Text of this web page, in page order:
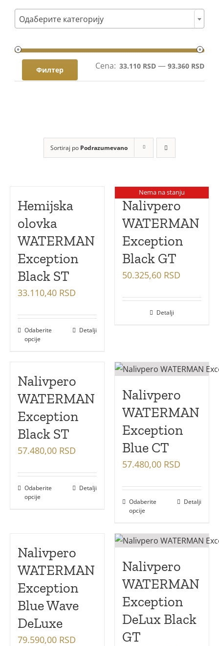
Poklon setovi
Sortiraj po Podrazumevano
Hemijska
olovka
WATERMAN
Exception
Black ST
33.110,40 RSD
Odaberite
opcije
Detalji
Nema na stanju
Nalivpero
WATERMAN
Exception
Black GT
50.325,60 RSD
Detalji
Nalivpero
WATERMAN
Exception
Black ST
57.480,00 RSD
Odaberite
opcije
Detalji
Nalivpero
WATERMAN
Exception
Blue CT
57.480,00 RSD
Odaberite
opcije
Detalji
Nalivpero
WATERMAN
Exception
Blue Wave
DeLuxe
79.590,00 RSD
Nalivpero
WATERMAN
Exception
DeLux Black
GT
Одаберите категорију
Филтер Cena: 33.110 RSD — 93.360 RSD